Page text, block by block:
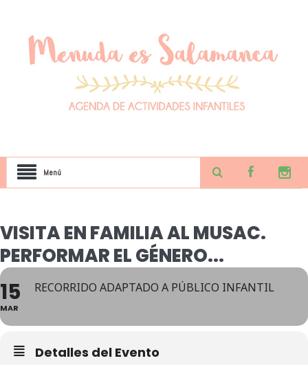
Menú
VISITA EN FAMILIA AL MUSAC.
PERFORMAR EL GÉNERO...
15
MAR
RECORRIDO ADAPTADO A PÚBLICO INFANTIL
Detalles del Evento